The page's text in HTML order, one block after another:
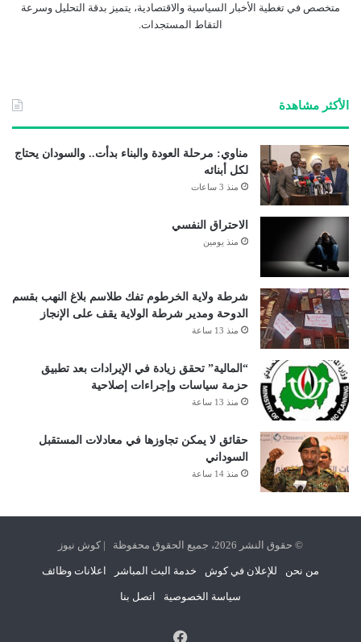
متخصص في تغطية الأخبار السياسية والاقتصادية، يتميز بدقة التحليل وسرعة
التقاط المستجدات.
الأكثر مشاهدة
مناوي: مرحلة العودة والبناء بدأت.. والسودان يحتاج
لكل أبنائه
منذ 3 ساعات
الاحتراق النفسي
منذ يومين
شرطة ولاية الخرطوم تفك طلاسم بلاغ النهب بقسم
الدوحة ومدير شرطة الولاية يقف على الإنجاز
منذ 13 ساعة
“المالية” تحقق زيادة في الإيرادات بعد تطبيق
حزمة سياسات وإجراءات إصلاحية
منذ 13 ساعة
حقائق لا يمكن تجاوزها في معادلات المستقبل
السوداني
منذ 14 ساعة
© حقوق النشر 2026، جميع الحقوق محفوظة | كوش نيوز
من نحن للإعلان في كوش خدمة البث المباشر اعلانات وظائف
سياسة الخصوصية اتصل بنا